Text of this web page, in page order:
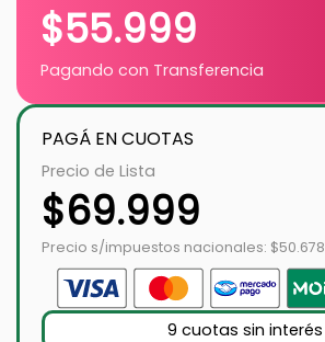
$55.999
Pagando con Transferencia
PAGÁ EN CUOTAS
Precio de Lista
$69.999
Precio s/impuestos nacionales: $50.678
9 cuotas sin interés